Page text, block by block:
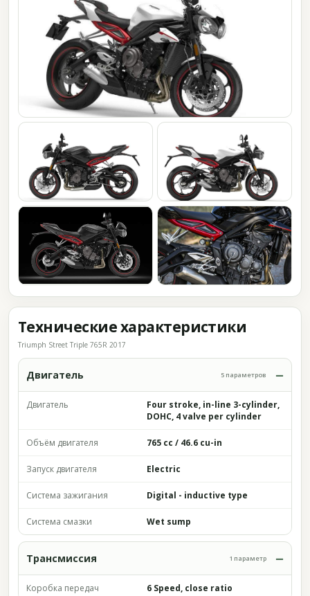
Технические характеристики
Triumph Street Triple 765R 2017
Двигатель 5 параметров
Двигатель
Four stroke, in-line 3-cylinder,
DOHC, 4 valve per cylinder
Объём двигателя 765 cc / 46.6 cu-in
Запуск двигателя Electric
Система зажигания Digital - inductive type
Система смазки Wet sump
Трансмиссия 1 параметр
Коробка передач 6 Speed, close ratio